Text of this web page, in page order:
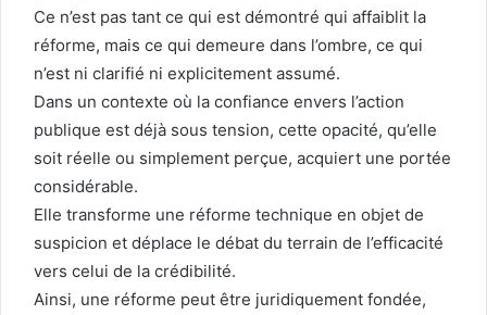
Ce n’est pas tant ce qui est démontré qui affaiblit la
réforme, mais ce qui demeure dans l’ombre, ce qui
n’est ni clarifié ni explicitement assumé.
Dans un contexte où la confiance envers l’action
publique est déjà sous tension, cette opacité, qu’elle
soit réelle ou simplement perçue, acquiert une portée
considérable.
Elle transforme une réforme technique en objet de
suspicion et déplace le débat du terrain de l’efficacité
vers celui de la crédibilité.
Ainsi, une réforme peut être juridiquement fondée,